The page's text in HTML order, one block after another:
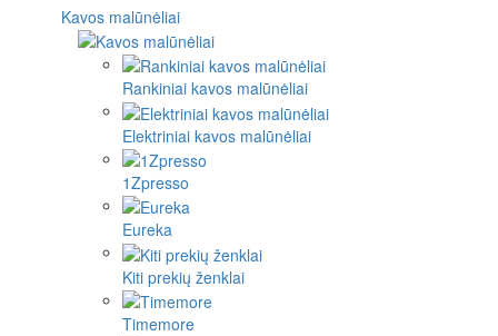
Kavos malūnėliai
Rankiniai kavos malūnėliai
Elektriniai kavos malūnėliai
1Zpresso
Eureka
Kiti prekių ženklai
Timemore